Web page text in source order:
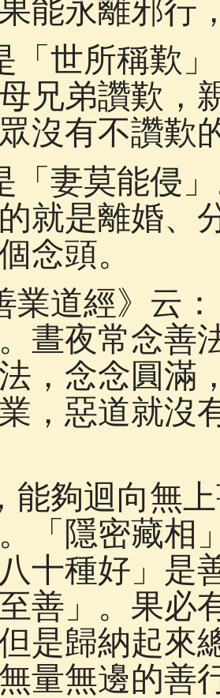
能永離邪行
「世所稱歎
兄弟讚歎，
沒有不讚歎
「妻莫能侵
就是離婚、
念頭。
業道經》云
晝夜常念善
，念念圓滿
，惡道就沒
能夠迴向無
「隱密藏相
十種好」是
至善」。果
是歸納起來
量無邊的善